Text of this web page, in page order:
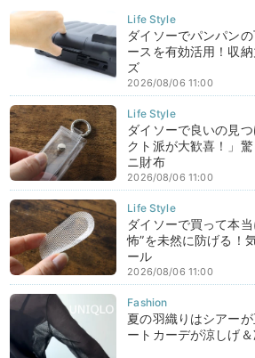
ダイソーでパンパン
ースを有効活用！収
ズ
2026/08/06 11:00
ダイソーで良いの見
クト派が大歓喜！」
ニ財布
2026/08/06 11:00
ダイソーで買って本
怖”を未然に防げる！
ール
2026/08/06 11:00
夏の羽織りはシアー
ートカーデが涼しげ